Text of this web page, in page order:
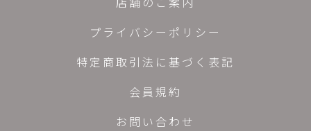
プライバシーポリシー
特定商取引法に基づく表記
会員規約
お問い合わせ